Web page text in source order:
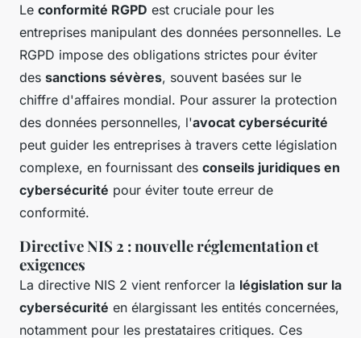
Le conformité RGPD est cruciale pour les
entreprises manipulant des données personnelles. Le
RGPD impose des obligations strictes pour éviter
des sanctions sévères, souvent basées sur le
chiffre d'affaires mondial. Pour assurer la protection
des données personnelles, l'avocat cybersécurité
peut guider les entreprises à travers cette législation
complexe, en fournissant des conseils juridiques en
cybersécurité pour éviter toute erreur de
conformité.
Directive NIS 2 : nouvelle réglementation et
exigences
La directive NIS 2 vient renforcer la législation sur la
cybersécurité en élargissant les entités concernées,
notamment pour les prestataires critiques. Ces